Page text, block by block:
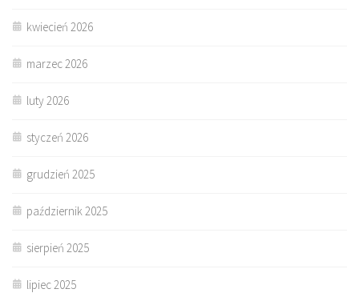
kwiecień 2026
marzec 2026
luty 2026
styczeń 2026
grudzień 2025
październik 2025
sierpień 2025
lipiec 2025